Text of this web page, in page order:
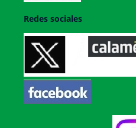
Redes sociales